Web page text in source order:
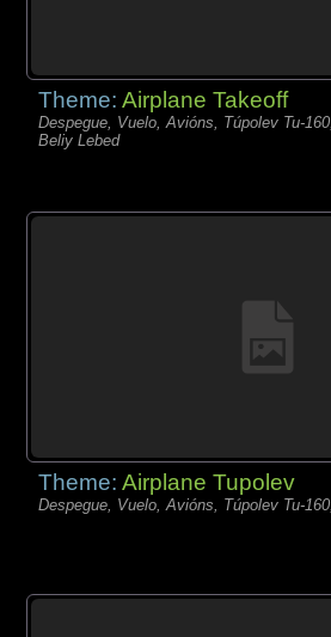
Theme:Airplane Takeoff
Despegue, Vuelo, Avións, Túpolev Tu-160,
Beliy Lebed
Theme:Airplane Tupolev
Despegue, Vuelo, Avións, Túpolev Tu-160,